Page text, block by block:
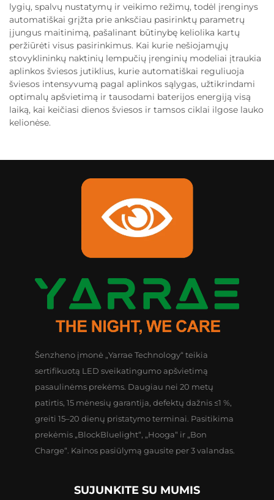
lygių, spalvų nustatymų ir veikimo režimų, todėl įrenginys
automatiškai grįžta prie anksčiau pasirinktų parametrų
įjungus maitinimą, pašalinant būtinybę keliolika kartų
peržiūrėti visus pasirinkimus. Kai kurie nešiojamųjų
stovyklininkų naktinių lempučių įrenginių modeliai įtraukia
aplinkos šviesos jutiklius, kurie automatiškai reguliuoja
šviesos intensyvumą pagal aplinkos sąlygas, užtikrindami
optimalų apšvietimą ir tausodami baterijos energiją visą
laiką, kai keičiasi dienos šviesos ir tamsos ciklai ilgose lauko
kelionėse.
Šenzheno įmonė „Yarrae Technology“ teikia
sertifikuotą LED sveikatingumo apšvietimą
pasaulinėms prekėms. Daugiau nei 20 metų
patirtis, 15 mėnesių garantija, defektų dažnis ≤1 %,
greiti 15–20 dienų pristatymo terminai. Pasitikima
prekėmis „BlockBluelight“, „Hooga“ ir „Bon
Charge“. Kainos pasiūlymą gausite per 3 valandas.
SUJUNKITE SU MUMIS